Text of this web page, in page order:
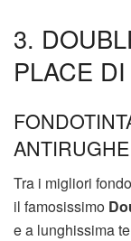
3.
PLACE
ANTIRUGHE
Tra i migliori
il famosissimo
e a lunghissima